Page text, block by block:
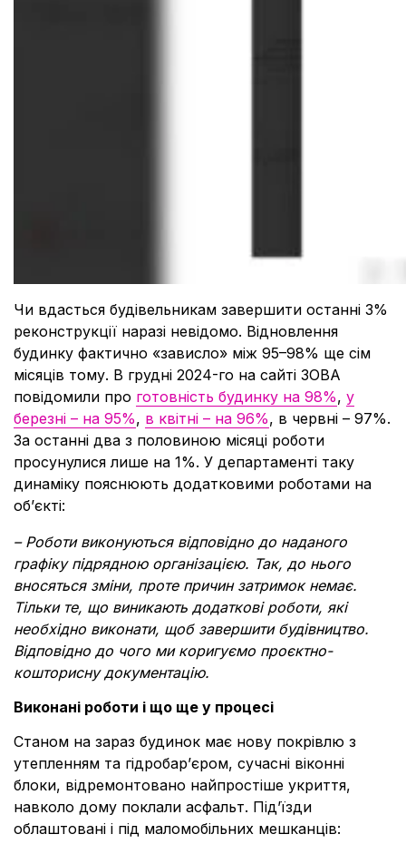
Чи вдасться будівельникам завершити останні 3%
реконструкції наразі невідомо. Відновлення
будинку фактично «зависло» між 95–98% ще сім
місяців тому. В грудні 2024-го на сайті ЗОВА
повідомили про готовність будинку на 98%, у
березні – на 95%, в квітні – на 96%, в червні – 97%.
За останні два з половиною місяці роботи
просунулися лише на 1%. У департаменті таку
динаміку пояснюють додатковими роботами на
об’єкті:
– Роботи виконуються відповідно до наданого
графіку підрядною організацією. Так, до нього
вносяться зміни, проте причин затримок немає.
Тільки те, що виникають додаткові роботи, які
необхідно виконати, щоб завершити будівництво.
Відповідно до чого ми коригуємо проєктно-
кошторисну документацію.
Виконані роботи і що ще у процесі
Станом на зараз будинок має нову покрівлю з
утепленням та гідробар’єром, сучасні віконні
блоки, відремонтовано найпростіше укриття,
навколо дому поклали асфальт. Під’їзди
облаштовані і під маломобільних мешканців: